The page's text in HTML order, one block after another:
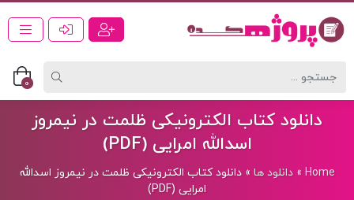
0
دانلود کتاب الکترونیکی ظلمت در نیمروز
اسدالله امرایی (PDF)
Home
»دانلود ها »دانلود کتاب الکترونیکی ظلمت در نیمروز اسدالله
امرایی (PDF)